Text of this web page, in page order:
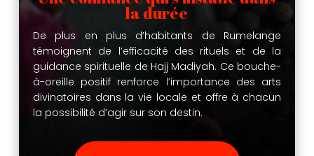
la durée
De plus en plus d’habitants de Rumelange
témoignent de l’efficacité des rituels et de la
guidance spirituelle de Hajj Madiyah. Ce bouche-
à-oreille positif renforce l’importance des arts
divinatoires dans la vie locale et offre à chacun
la possibilité d’agir sur son destin.